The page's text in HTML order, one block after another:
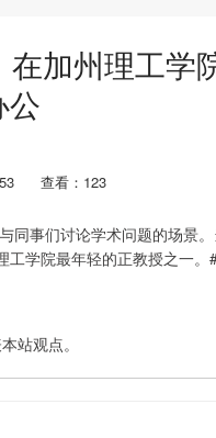
加州理工学
公
查看：123
同事们讨论学术问题的场景
工学院最年轻的正教授之一。
站观点。